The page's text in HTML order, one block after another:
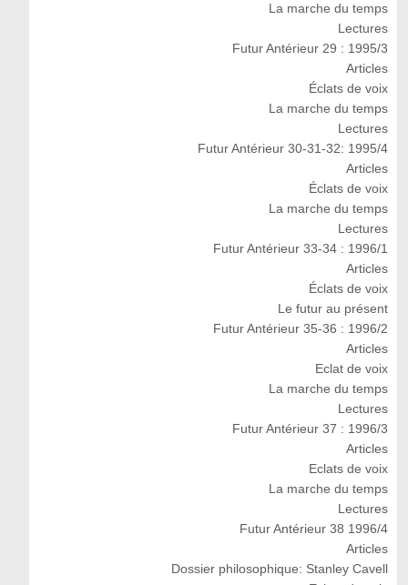
La marche du temps
Lectures
Futur Antérieur 29 : 1995/3
Articles
Éclats de voix
La marche du temps
Lectures
Futur Antérieur 30-31-32: 1995/4
Articles
Éclats de voix
La marche du temps
Lectures
Futur Antérieur 33-34 : 1996/1
Articles
Éclats de voix
Le futur au présent
Futur Antérieur 35-36 : 1996/2
Articles
Eclat de voix
La marche du temps
Lectures
Futur Antérieur 37 : 1996/3
Articles
Eclats de voix
La marche du temps
Lectures
Futur Antérieur 38 1996/4
Articles
Dossier philosophique: Stanley Cavell